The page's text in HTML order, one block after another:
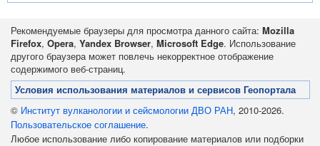
Рекомендуемые браузеры для просмотра данного сайта: Mozilla
Firefox, Opera, Yandex Browser, Microsoft Edge. Использование
другого браузера может повлечь некорректное отображение
содержимого веб-страниц.
Условия использования материалов и сервисов Геопортала
© Институт вулканологии и сейсмологии ДВО РАН, 2010-2026.
Пользовательское соглашение.
Любое использование либо копирование материалов или подборки